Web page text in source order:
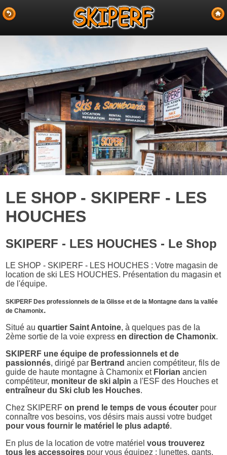
LE SHOP - SKIPERF - LES
HOUCHES
SKIPERF - LES HOUCHES - Le Shop
LE SHOP - SKIPERF - LES HOUCHES : Votre magasin de
location de ski LES HOUCHES. Présentation du magasin et
de l'équipe.
SKIPERF Des professionnels de la Glisse et de la Montagne dans la vallée
de Chamonix.
Situé auquartier Saint Antoine, à quelques pas de la
2ème sortie de la voie expressen direction de Chamonix.
SKIPERF une équipe de professionnels et de
passionnés, dirigé par Bertrand ancien compétiteur, fils de
guide de haute montagne à Chamonix et Florian ancien
compétiteur, moniteur de ski alpin a l'ESF des Houches et
entraîneur du Ski club les Houches.
Chez SKIPERFon prend le temps de vous écouter pour
connaître vos besoins, vos désirs mais aussi votre budget
pour vous fournir le matériel le plus adapté.
En plus de la location de votre matérielvous trouverez
tous les accessoires pour vous équipez : lunettes, gants,